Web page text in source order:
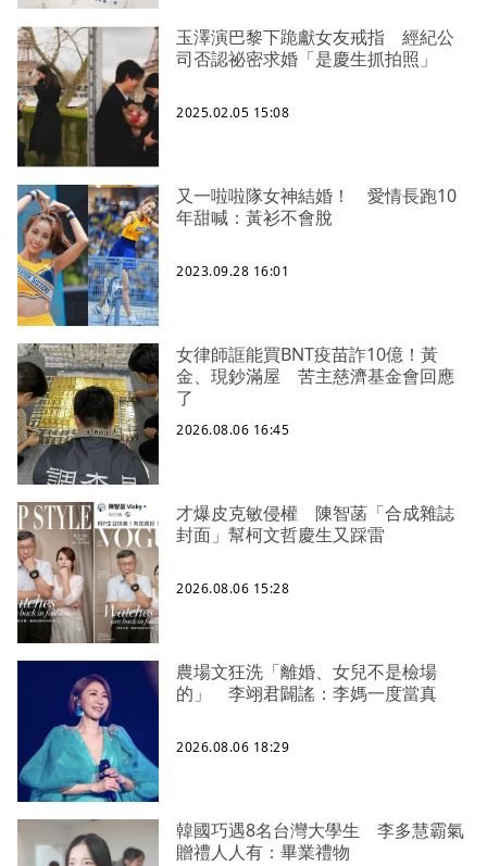
玉澤演巴黎下跪獻女友戒指 經紀公
司否認祕密求婚「是慶生抓拍照」
2025.02.05 15:08
又一啦啦隊女神結婚！ 愛情長跑10
年甜喊：黃衫不會脫
2023.09.28 16:01
女律師誆能買BNT疫苗詐10億！黃
金、現鈔滿屋 苦主慈濟基金會回應
了
2026.08.06 16:45
才爆皮克敏侵權 陳智菡「合成雜誌
封面」幫柯文哲慶生又踩雷
2026.08.06 15:28
農場文狂洗「離婚、女兒不是檢場
的」 李翊君闢謠：李媽一度當真
2026.08.06 18:29
韓國巧遇8名台灣大學生 李多慧霸氣
贈禮人人有：畢業禮物